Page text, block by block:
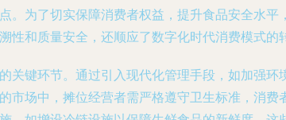
为了切实保障消费者权益，提升食品安全水
和质量安全，还顺应了数字化时代消费模式的
键环节。通过引入现代化管理手段，如加强
场中，摊位经营者需严格遵守卫生标准，消